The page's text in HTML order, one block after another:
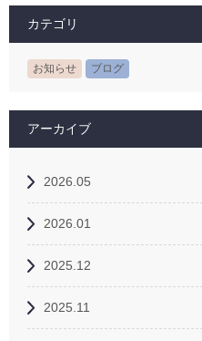
カテゴリ
お知らせ ブログ
アーカイブ
2026.05
2026.01
2025.12
2025.11